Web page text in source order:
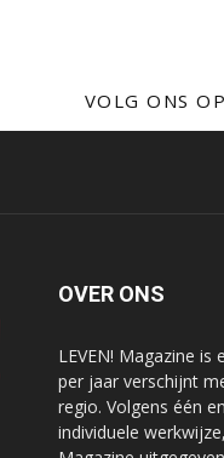
VOLG ONS
OVER ONS
LEVEN! Magazine
per jaar verschijnt
regio. Volgens één
individuele